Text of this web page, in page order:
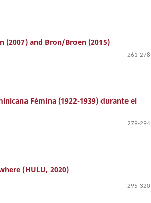
(2007) and Bron/Broen (2015)
261-278
Fémina (1922-1939) durante el
279-294
(HULU, 2020)
295-320